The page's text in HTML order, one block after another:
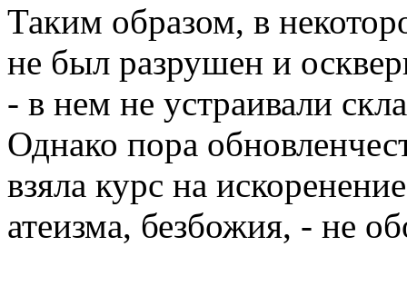
Таким образом, в
не был разрушен и
- в нем не устраивали
Однако пора
взяла курс на
атеизма, безбожия, - не